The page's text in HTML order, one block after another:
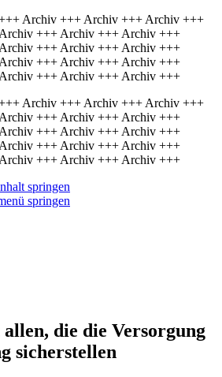
Archiv +++ Archiv +++ Archiv +++
+++ Archiv +++ Archiv +++
+++ Archiv +++ Archiv +++
+++ Archiv +++ Archiv +++
+++ Archiv +++ Archiv +++
Archiv +++ Archiv +++ Archiv +++
+++ Archiv +++ Archiv +++
+++ Archiv +++ Archiv +++
+++ Archiv +++ Archiv +++
+++ Archiv +++ Archiv +++
springen
springen
die die Versorgung
sicher­stellen